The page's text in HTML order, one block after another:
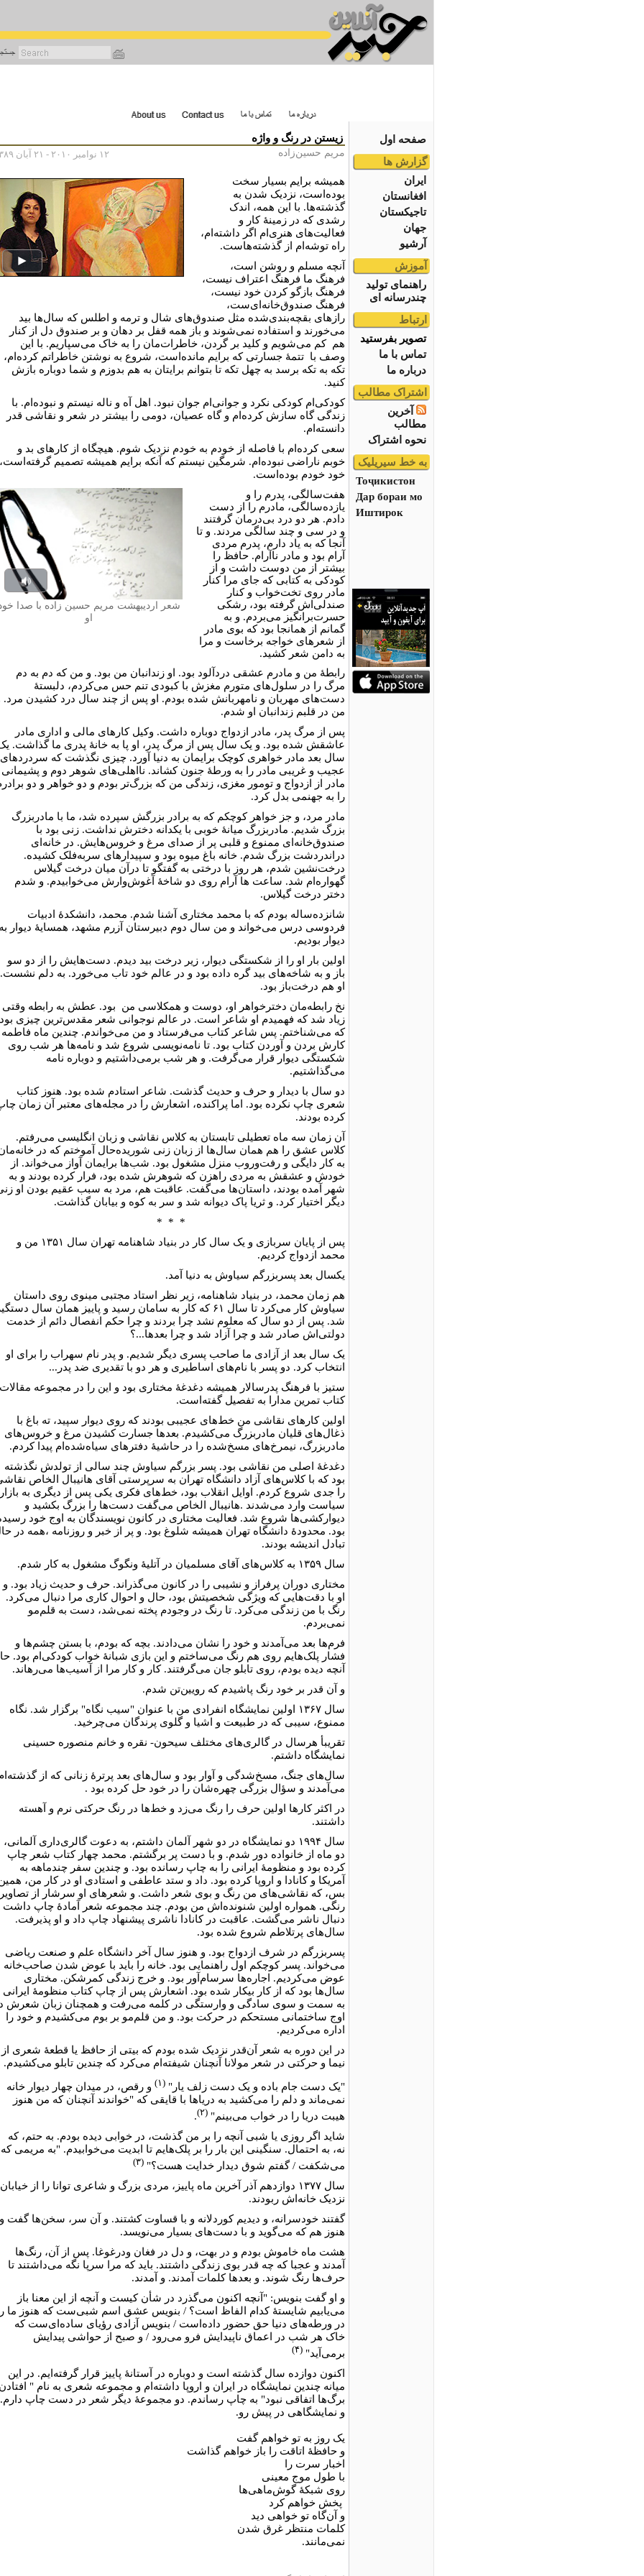
صفحه اول
گزارش ها
ایران
افغانستان
تاجیکستان
جهان
آرشیو
آموزش
راهنمای تولید
چندرسانه ای
ارتباط
تصویر بفرستید
تماس با ما
درباره ما
اشتراک مطالب
آخرین
مطالب
نحوه اشتراک
به خط سیریلیک
Тоҷикистон
Дар бораи мо
Иштирок
زیستن در رنگ و واژه
۱۲ نوامبر ۲۰۱۰ - ۲۱ آبان ۱۳۸۹ مریم حسین‌زاده
همیشه برایم بسیار سخت
بوده‌است، نزدیک شدن به
گذشته‌ها. با این همه، اندک
رشدی که در زمینۀ کار و
فعالیت‌های هنری‌ام اگر داشته‌ام،
راه توشه‌ام از گذشته‌هاست.
آنچه مسلم و روشن است،
فرهنگ ما فرهنگ اعتراف نیست،
فرهنگ بازگو کردن خود نیست،
فرهنگ صندوق‌خانه‌ای‌ست،
راز‌های بقچه‌بندی‌شده مثل صندوق‌های شال و ترمه و اطلس که سال‌ها بید
می‌خورند و استفاده نمی‌شوند و باز همه قفل بر دهان و بر صندوق دل از کنار
هم کم می‌شویم و کلید بر گردن، خاطرات‌مان را به خاک می‌سپاریم. با این
وصف با تتمۀ جسارتی که برایم مانده‌است، شروع به نوشتن خاطراتم کرده‌ام،
تکه به تکه برسد به چهل تکه تا بتوانم برایتان به هم بدوزم و شما دوباره بازش
کنید.
کودکی‌ام کودکی نکرد و جوانی‌ام جوان نبود. اهل آه و ناله نیستم و نبوده‌ام. با
زندگی گاه سازش کرده‌ام و گاه عصیان، دومی را بیشتر در شعر و نقاشی قدر
دانسته‌ام.
سعی کرده‌ام با فاصله از خودم به خودم نزدیک شوم. هیچگاه از کار‌های بد و
خوبم ناراضی نبوده‌ام. شرمگین نیستم که آنکه برایم همیشه تصمیم گرفته‌است،
خود خودم بوده‌است.
شعر اردیبهشت مریم حسین زاده با صدا
او
هفت‌سالگی، پدرم را و
یازده‌سالگی، مادرم را از دست
دادم. هر دو درد بی‌درمان گرفتند
و در سی و چند سالگی مردند. و تا
آنجا که به یاد دارم، پدرم مردی
آرام بود و مادر ناآرام. حافظ را
بیشتر از من دوست داشت و از
کودکی به کتابی که جای مرا کنار
مادر روی تخت‌خواب و کنار
صندلی‌اش گرفته بود، رشکی
حسرت‌برانگیز می‌بردم. و به
گمانم از همانجا بود که بوی مادر
از شعر‌های خواجه برخاست و مرا
به دامن شعر کشید.
رابطۀ من و مادرم عشقی دردآلود بود. او زندانبان من بود. و من که دم به دم
مرگ را در سلول‌های متورم مغزش با کبودی تنم حس می‌کردم، دلبستۀ
دست‌های مهربان و نامهربانش شده بودم. او پس از چند سال درد کشیدن مرد.
من در قلبم زندانبان او شدم.
پس از مرگ پدر، مادر ازدواج دوباره داشت. وکیل کار‌های مالی و اداری مادر
عاشقش شده بود. و یک سال پس از مرگ پدر، او پا به خانۀ پدری ما گذاشت.
سال بعد مادر خواهری کوچک برایمان به دنیا آورد. چیزی نگذشت که سردرد‌های
عجیب و غریبی مادر را به ورطۀ جنون کشاند. نااهلی‌های شوهر دوم و پشیمانی
مادر از ازدواج و تومور مغزی، زندگی من که بزرگ‌تر بودم و دو خواهر و دو
را به جهنمی بدل کرد.
مادر مرد، و جز خواهر کوچکم که به برادر بزرگش سپرده شد، ما با مادربزرگ
بزرگ شدیم. مادربزرگ میانۀ خوبی با یکدانه دخترش نداشت. زنی بود با
صندوق‌خانه‌ای ممنوع و قلبی پر از صدای مرغ و خروس‌هایش. در خانه‌ای
دراندردشت بزرگ شدم. خانه باغ میوه بود و سپیدار‌های سربه‌فلک کشیده.
درخت‌نشین شدم، هر روز با درختی به گفتگو تا درآن میان درخت گیلاس
گهواره‌ام شد. ساعت ها آرام روی دو شاخۀ آغوش‌وارش می‌خوابیدم. و شدم
دختر درخت گیلاس.
شانزده‌ساله بودم که با محمد مختاری آشنا شدم. محمد، دانشکدۀ ادبیات
فردوسی درس می‌خواند و من سال دوم دبیرستان آزرم مشهد، همسایۀ دیوار
دیوار بودیم.
اولین بار او را از شکستگی دیوار، زیر درخت بید دیدم. دست‌هایش را از دو سو
باز و به شاخه‌های بید گره داده بود و در عالم خود تاب می‌خورد. به دلم نشست.
او هم درخت‌باز بود.
نخ رابطه‌مان دختر‌خواهر او، دوست و همکلاسی من بود. عطش به رابطه وقتی
زیاد شد که فهمیدم او شاعر است. در عالم نوجوانی شعر مقدس‌ترین چیزی بود
که می‌شناختم. پس شاعر کتاب می‌فرستاد و من می‌خواندم. چندین ماه فاطمه
کارش بردن و آوردن کتاب بود. تا نامه‌نویسی شروع شد و نامه‌ها هر شب روی
شکستگی دیوار قرار می‌گرفت. و هر شب برمی‌داشتیم و دوباره نامه
می‌گذاشتیم.
دو سال با دیدار و حرف و حدیث گذشت. شاعر استادم شده بود. هنوز کتاب
شعری چاپ نکرده بود. اما پراکنده، اشعارش را در مجله‌های معتبر آن زمان
کرده بودند.
آن زمان سه ماه تعطیلی تابستان به کلاس نقاشی و زبان انگلیسی می‌رفتم.
کلاس عشق را هم همان سال‌ها از زبان زنی شوریده‌حال آموختم که در
به کار دایگی و رفت‌وروب منزل مشغول بود. شب‌ها برایمان آواز می‌خواند. از
خودش و عشقش به مردی راهزن که شوهرش شده بود، فرار کرده بودند و به
شهر آمده بودند، داستان‌ها می‌گفت. عاقبت هم، مرد به سبب عقیم بودن او
دیگر اختیار کرد. و ثریا پاک دیوانه شد و سر به کوه و بیابان گذاشت.
* * *
پس از پایان سربازی و یک سال کار در بنیاد شاهنامه تهران سال ۱۳۵۱ من و
محمد ازدواج کردیم.
یکسال بعد پسر‌بزرگم سیاوش به دنیا آمد.
هم زمان محمد، در بنیاد شاهنامه، زیر نظر استاد مجتبی مینوی روی داستان
سیاوش کار می‌کرد تا سال ۶۱ که کار به سامان رسید و پاییز همان سال
شد. پس از دو سال که معلوم نشد چرا بردند و چرا حکم انفصال دائم از خدمت
دولتی‌ا‌ش صادر شد و چرا آزاد شد و چرا بعد‌ها...؟
یک سال بعد از آزادی ما صاحب پسری دیگر شدیم. و پدر نام سهراب را برای او
انتخاب کرد. دو پسر با نام‌های اساطیری و هر دو با تقدیری ضد پدر...
ستیز با فرهنگ پدر‌سالار همیشه دغدغۀ مختاری بود و این را در مجموعه
کتاب تمرین مدارا به تفصیل گفته‌است.
اولین کار‌های نقاشی من خط‌های عجیبی بودند که روی دیوار سپید، ته باغ با
ذغال‌های قلیان مادر‌بزرگ می‌کشیدم. بعد‌ها جسارت کشیدن مرغ و خروس‌های
مادر‌بزرگ، نیمرخ‌های مسخ‌شده را در حاشیۀ دفتر‌های سیاه‌شده‌ام پیدا کردم.
دغدغۀ اصلی من نقاشی بود. پسر بزرگم سیاوش چند سالی از تولدش نگذشته
بود که با کلاس‌های آزاد دانشگاه تهران به سرپرستی‌ آقای هانیبال الخاص
را جدی شروع کردم. اوایل انقلاب بود، خط‌های فکری یکی پس از دیگری به بازار
سیاست وارد می‌شدند .هانیبال الخاص می‌گفت دست‌ها را بزرگ بکشید و
دیوارکشی‌ها شروع شد. فعالیت مختاری در کانون نویسندگان به اوج خود
بود. محدودۀ دانشگاه تهران همیشه شلوغ بود. و پر از خبر و روزنامه ،همه در
تبادل اندیشه بودند.
سال ۱۳۵۹ به کلاس‌های آقای مسلمیان در آتلیۀ ونگوگ مشغول به کار شدم.
مختاری دوران پرفراز و نشیبی را در کانون می‌گذراند. حرف و حدیث زیاد بود. و
او با دقت‌هایی که ویژ‌گی شخصیتش بود، حال و احوال کاری مرا دنبال می‌کرد.
رنگ با من زندگی می‌کرد. تا رنگ در وجودم پخته نمی‌شد، دست به قلم‌مو
نمی‌بردم.
فرم‌ها بعد می‌آمدند و خود را نشان می‌دادند. بچه که بودم، با بستن چشم‌ها و
فشار پلک‌هایم روی هم رنگ می‌ساختم و این بازی شبانۀ خواب کودکی‌ام بود.
آنچه دیده بودم، روی تابلو جان می‌گرفتند. کار و کار مرا از آسیب‌ها می‌رهاند.
و آن قدر بر خود رنگ پاشیدم که رویین‌تن شدم.
سال ۱۳۶۷ اولین نمایشگاه انفرادی من با عنوان "سیب نگاه" برگزار شد. نگاه
ممنوع، سیبی که در طبیعت و اشیا و گلوی پرندگان می‌چرخید.
تقریبأ هرسال در گالری‌های مختلف سیحون- نقره و خانم منصوره حسینی
نمایشگاه داشتم.
سال‌های جنگ، مسخ‌‌شدگی و آوار بود و سال‌های بعد پرترۀ زنانی که از
می‌آمدند و سؤال بزرگی چهره‌شان را در خود حل کرده بود .
در اکثر کار‌ها اولین حرف را رنگ می‌زد و خط‌ها در رنگ حرکتی نرم و آهسته
داشتند.
سال ۱۹۹۴ دو نمایشگاه در دو شهر آلمان داشتم، به دعوت گالری‌داری آلمانی،
دو ماه از خانواده دور شدم. و با دست پر برگشتم. محمد چهار کتاب شعر چاپ
کرده بود و منظومۀ ایرانی را به چاپ رسانده بود. و چندین سفر چندماهه به
آمریکا و کانادا و اروپا کرده بود. داد و ستد عاطفی و استادی او در کار من،
بس، که نقاشی‌های من رنگ و بوی شعر داشت. و شعر‌های او سرشار از تصاویر
رنگی. همواره اولین شنونده‌اش من بودم. چند مجموعه شعر آمادۀ چاپ داشت
دنبال ناشر می‌گشت. عاقبت در کانادا ناشری پیشنهاد چاپ داد و او پذیرفت.
سال‌های پرتلاطم شروع شده بود.
پسر‌بزرگم در شرف ازدواج بود. و هنوز سال آخر دانشگاه علم و صنعت ریاضی
می‌خواند. پسر کوچکم اول راهنمایی بود. خانه را باید با عوض شدن صاحب‌خانه
عوض می‌کردیم. اجاره‌ها سرسام‌آور بود. و خرج زندگی کمرشکن. مختاری
سال‌ها بود که از کار بیکار شده بود. اشعارش پس از چاپ کتاب منظومۀ ایرانی
به سمت و سوی سادگی و وارستگی در کلمه می‌رفت و همچنان زبان شعرش
اوج ساختمانی مستحکم در حرکت بود. و من قلم‌مو بر بوم می‌کشیدم و خود را
اداره می‌کردیم.
در این دوره به شعر آن‌قدر نزدیک شده بودم که بیتی از حافظ یا قطعۀ شعری از
نیما و حرکتی در شعر مولانا آنچنان شیفته‌ام می‌کرد که چندین تابلو می‌کشیدم.
"یک دست جام باده و یک دست زلف یار" (۱)
و رقص، در میدان چهار دیوار خانه
نمی‌ماند و دلم را می‌کشید به دریا‌ها با قایقی که "خواندند آنچنان که من هنوز
هیبت دریا را در خواب می‌بینم" (۲)
.
شاید اگر روزی یا شبی آنچه را بر من گذشت، در خوابی دیده بودم. به حتم، که
نه، به احتمال. سنگینی این بار را بر پلک‌هایم تا ابدیت می‌خوابیدم. "به مریمی که
می‌شکفت / گفتم شوق دیدار خدایت هست؟" (۳)
سال ۱۳۷۷ دوازدهم آذر آخرین ماه پاییز، مردی بزرگ و شاعری توانا را از خیابان
نزدیک خانه‌اش ربودند.
گفتند خودسرانه، و دیدیم کوردلانه و با قساوت کشتند. و آن سر، سخن‌ها گفت و
هنوز هم که می‌گوید و با دست‌های بسیار می‌نویسد.
هشت ماه خاموش بودم و در بهت، و دل در فغان ودرغوغا. پس از آن، رنگ‌ها
آمدند و عجبا که چه قدر بوی زندگی داشتند. باید که مرا سرپا نگه می‌داشتند تا
حرف‌ها رنگ شوند. و بعدها کلمات آمدند. و آمدند.
و او گفت بنویس: "آنچه اکنون می‌گذرد در شأن کیست و آنچه از این معنا باز
می‌یابیم شایستۀ کدام الفاظ است؟ / بنویس عشق اسم شبی‌ست که هنوز ما
در ورطه‌های دنیا حق حضور داده‌است / بنویس آزادی رؤیا‌ی ساده‌ای‌ست که
خاک هر شب در اعماق ناپیدایش فرو می‌رود / و صبح از حواشی پیدایش
برمی‌آید" (۴)
اکنون دوازده سال گذشته ا‌ست و دوباره در آستانۀ پاییز قرار گرفته‌ایم. در این
میانه چندین نمایشگاه در ایران و اروپا داشته‌ام و مجموعه شعری به نام "
برگ‌ها اتفاقی نبود" به چاپ رساندم. دو مجموعۀ دیگر شعر در دست چاپ دارم.
و نمایشگاهی در پیش رو.
یک روز به تو خواهم گفت
و حافظۀ اتاقت را باز خواهم گذاشت
اخبار سرت را
با طول موج معینی
روی شبکۀ گوش‌ماهی‌ها
پخش خواهم کرد
و آن‌گاه تو خواهی دید
کلمات منتظر غرق شدن
نمی‌مانند.